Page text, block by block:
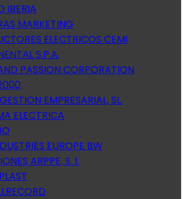
IBERIA
MARKETING
ELECTRICOS CEMI
S.P.A.
PASSION CORPORATION
EMPRESARIAL, SL.
ELECTRICA
EUROPE BW
ARPPE, S. l.